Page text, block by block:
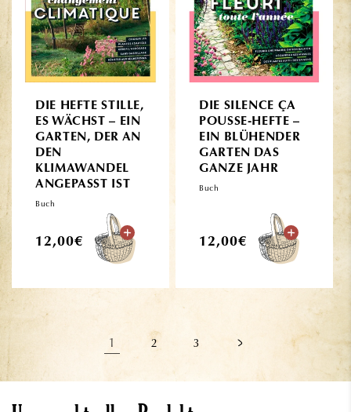
DIE HEFTE STILLE,
ES WÄCHST – EIN
GARTEN, DER AN
DEN
KLIMAWANDEL
ANGEPASST IST
Buch
Normaler
12,00€
DIE SILENCE ÇA
POUSSE-HEFTE –
EIN BLÜHENDER
GARTEN DAS
GANZE JAHR
Buch
Normaler
12,00€
1 2 3